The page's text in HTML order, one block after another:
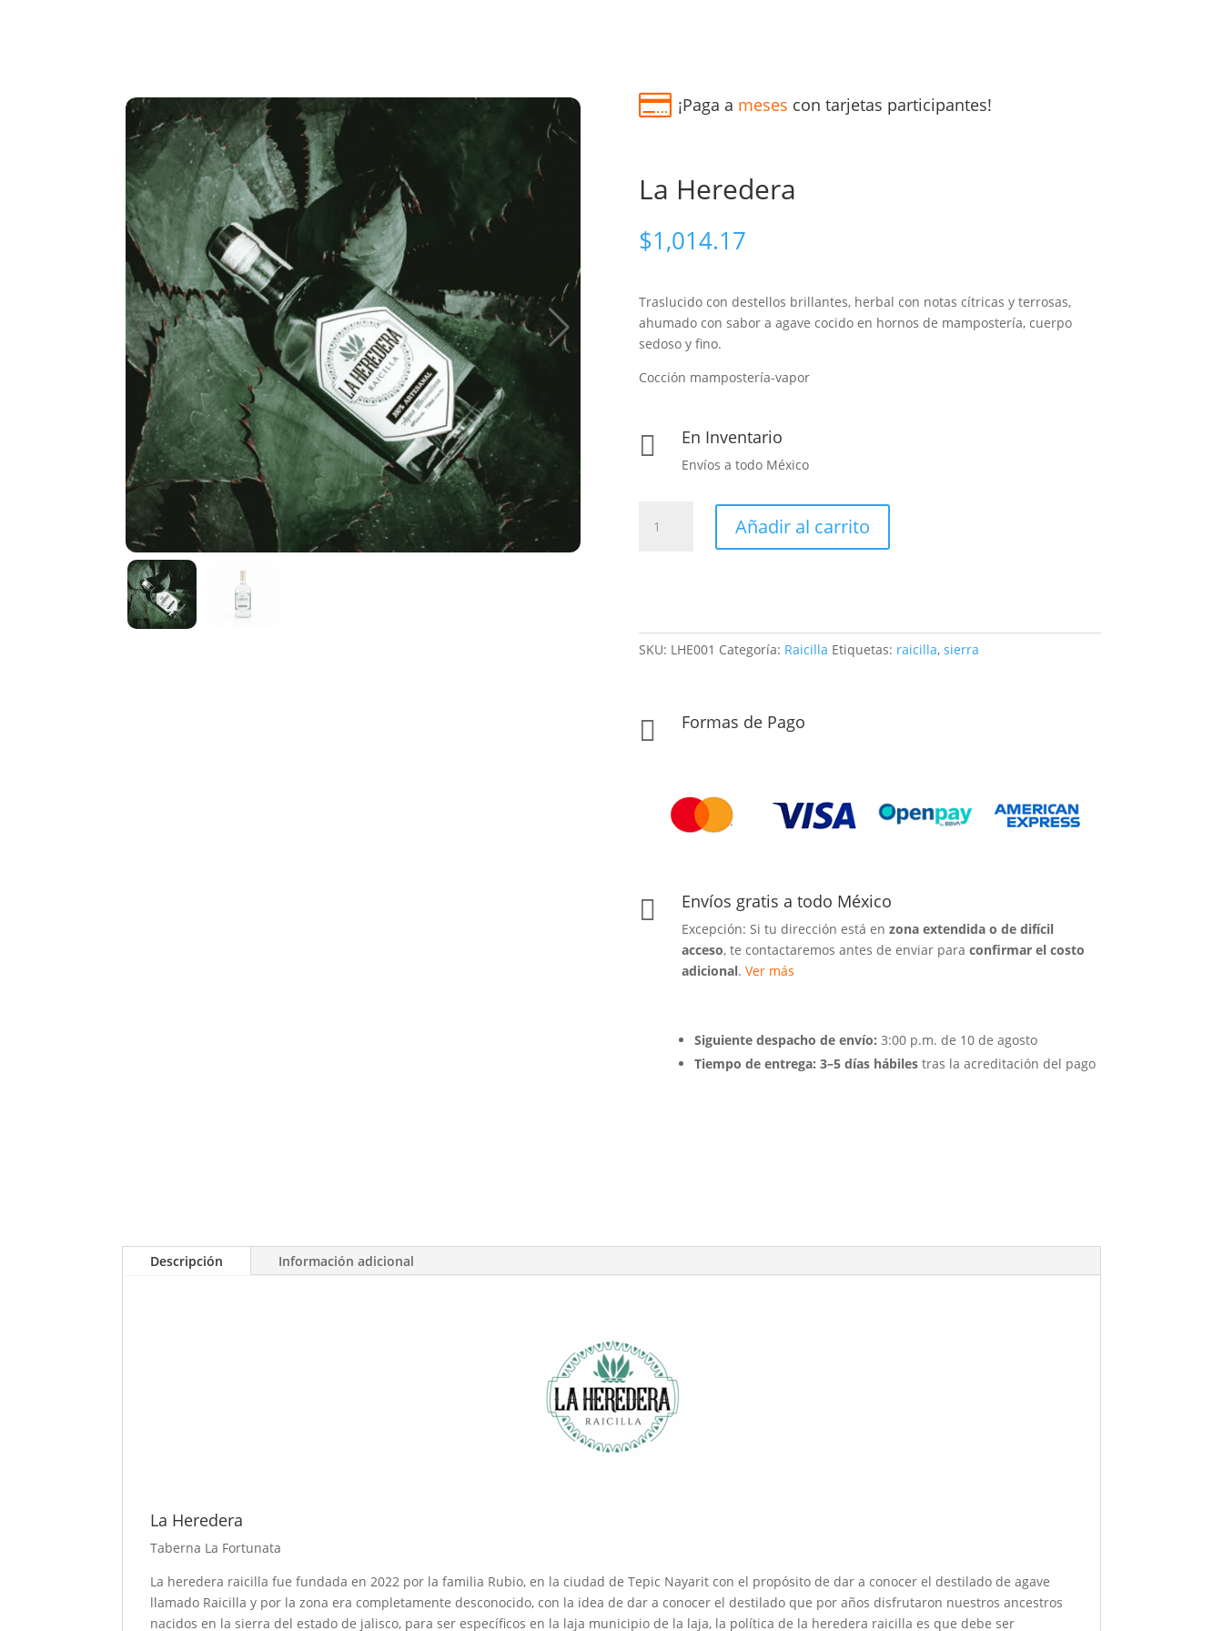
¡Paga a meses con tarjetas participantes!
La Heredera
$1,014.17
Traslucido con destellos brillantes, herbal con notas cítricas y terrosas,
ahumado con sabor a agave cocido en hornos de mampostería, cuerpo
sedoso y fino.
Cocción mampostería-vapor
 En Inventario
Envíos a todo México
Heredera
Añadir al carrito
SKU: LHE001 Categoría: Raicilla Etiquetas: raicilla, sierra
 Formas de Pago
 Envíos gratis a todo México
Excepción: Si tu dirección está en zona extendida o de difícil
acceso, te contactaremos antes de enviar para confirmar el costo
adicional. Ver más
Siguiente despacho de envío: 3:00 p.m. de 10 de agosto
Tiempo de entrega: 3–5 días hábilestras la acreditación del pago
Descripción Información adicional
La Heredera
Taberna La Fortunata
La heredera raicilla fue fundada en 2022 por la familia Rubio, en la ciudad de Tepic Nayarit con el propósito de dar a conocer el destilado de agave
llamado Raicilla y por la zona era completamente desconocido, con la idea de dar a conocer el destilado que por años disfrutaron nuestros ancestros
nacidos en la sierra del estado de jalisco, para ser específicos en la laja municipio de la laja, la política de la heredera raicilla es que debe ser